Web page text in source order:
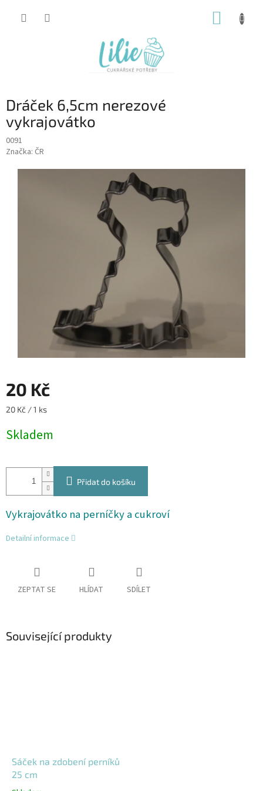
Dráček 6,5cm nerezové
vykrajovátko
0091
Značka: ČR
20 Kč
Měrná
20 Kč / 1 ks
Skladem
Přidat do košíku
Vykrajovátko na perníčky a cukroví
Detailní informace
ZEPTAT SE HLÍDAT SDÍLET
Související produkty
Sáček na zdobení perníků
25 cm